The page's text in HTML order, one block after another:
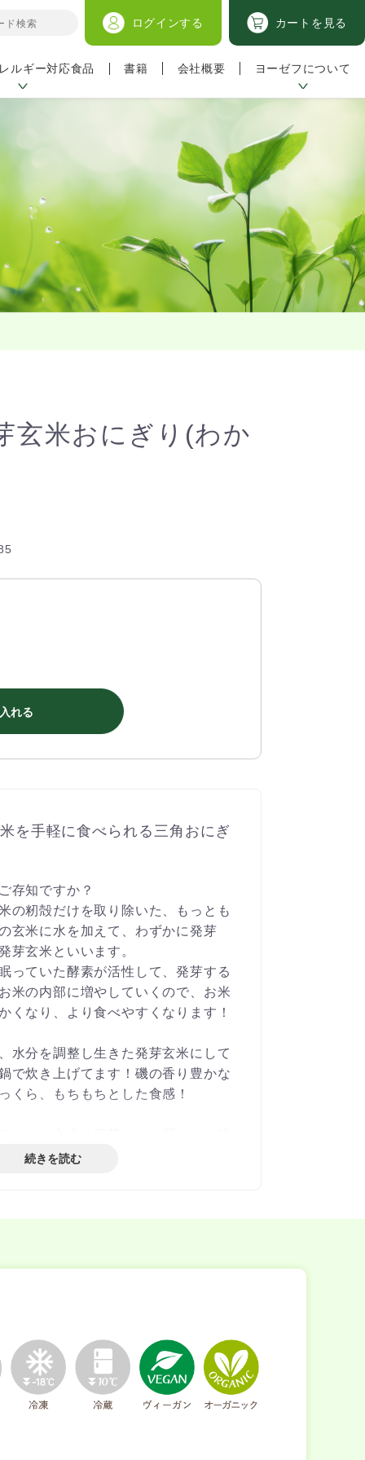
ログインする カートを見る
ルギー対応食品 書籍 会社概要 ヨーゼフについて
玄米おにぎり(わか
れる
を手軽に食べられる三角おにぎ
存知ですか？
の籾殻だけを取り除いた、もっとも
玄米に水を加えて、わずかに発芽
芽玄米といいます。
っていた酵素が活性して、発芽する
米の内部に増やしていくので、お米
くなり、より食べやすくなります！
水分を調整し生きた発芽玄米にして
で炊き上げてます！磯の香り豊かな
くら、もちもちとした食感！
言われており、無農薬栽培の玄米で
真ん中で切り離せるので、食べたい量
続きを読む